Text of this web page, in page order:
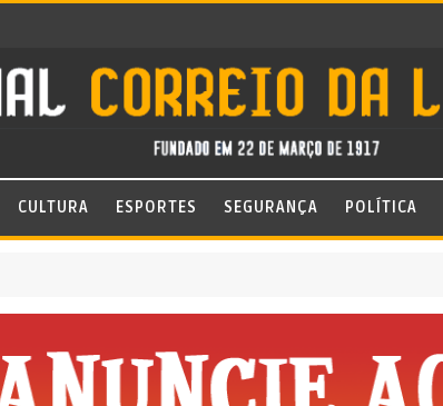
CULTURA ESPORTES SEGURANÇA POLÍTICA